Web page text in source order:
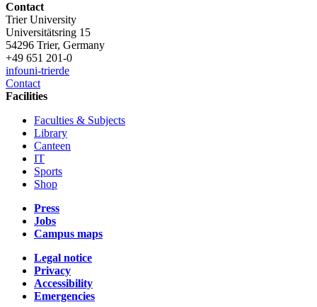
Contact
Trier University
Universitätsring 15
54296 Trier, Germany
+49 651 201-0
infouni-trierde
Contact
Facilities
Faculties & Subjects
Library
Canteen
IT
Sports
Shop
Press
Jobs
Campus maps
Legal notice
Privacy
Accessibility
Emergencies